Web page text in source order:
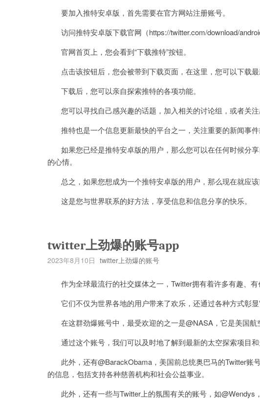
要加入推特安卓版，首先需要在官方网站注册账号。
访问推特安卓版下载官网（https://twitter.com/download/
官网首页上，您会看到“下载推特”按钮。
点击该按钮后，您会被带到下载页面，在这里，您可以下载最
下载后，您可以亲自探索推特的各项功能。
您可以寻找自己感兴趣的话题，加入相关的讨论组，或者关注
推特也是一个信息更新最快的平台之一，关注重要的新闻事件
如果您已经是推特安卓版的用户，那么您可以在任何时候分
的心情。
总之，如果您想成为一个推特安卓版的用户，那么现在就应该
这是您与世界联系的好方法，享受信息和信息分享的快乐。
twitter上劲爆的账号app
2023年8月10日 twitter上劲爆的账号
作为全球最流行的社交媒体之一，Twitter拥有着许多有趣、有
它们不仅为世界各地的用户带来了欢乐，还通过各种方式彰显
在这群劲爆账号中，最受欢迎的之一是@NASA，它是美国航
通过这个账号，我们可以及时地了解到最新的太空探索项目和
此外，还有@BarackObama，美国前总统奥巴马的Twitter账
的信息，包括支持各种慈善机构和社会公益事业。
此外，还有一些与Twitter上的氛围有关的账号，如@Wendys